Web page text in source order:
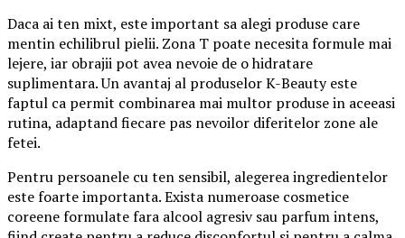
Daca ai ten mixt, este important sa alegi produse care
mentin echilibrul pielii. Zona T poate necesita formule mai
lejere, iar obrajii pot avea nevoie de o hidratare
suplimentara. Un avantaj al produselor K-Beauty este
faptul ca permit combinarea mai multor produse in aceeasi
rutina, adaptand fiecare pas nevoilor diferitelor zone ale
fetei.
Pentru persoanele cu ten sensibil, alegerea ingredientelor
este foarte importanta. Exista numeroase cosmetice
coreene formulate fara alcool agresiv sau parfum intens,